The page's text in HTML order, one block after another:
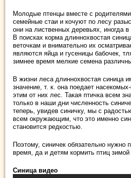
Молодые птенцы вместе с
семейные стаи и кочуют по лесу
они на лиственных деревьях, иногда в
В поисках корма длиннохвостая
веточкам и внимательно их
являются яйца и гусеницы бабочек,
зимнее время мелкие семена
В жизни леса длиннохвостая синица
значение, т. к. она поедает
этим от них лес. Такая птичка всем
только в наши дни численность
теперь, увидев синичку, мы с
всем окружающим, что это именно
становится редкостью.
Поэтому, синичек обязательно нужно
время, да и детям кормить птиц зимой
Синица видео